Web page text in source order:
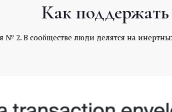
Как поддержать
№ 2. В сообществе люди делятся на